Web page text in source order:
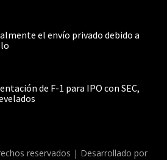
el envío privado debido a
de F-1 para IPO con SEC,
reservados | Desarrollado por